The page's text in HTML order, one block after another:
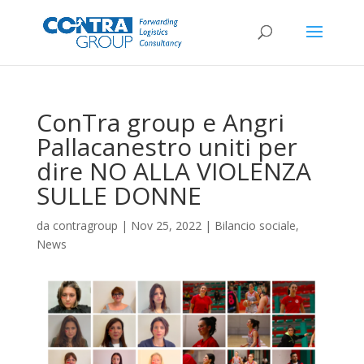
ConTra group e Angri
Pallacanestro uniti per
dire NO ALLA VIOLENZA
SULLE DONNE
da contragroup | Nov 25, 2022| Bilancio sociale,
News